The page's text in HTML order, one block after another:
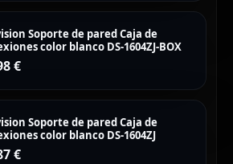
Soporte de pared Caja de
color blanco DS-1604ZJ-BOX
€
Soporte de pared Caja de
color blanco DS-1604ZJ
€